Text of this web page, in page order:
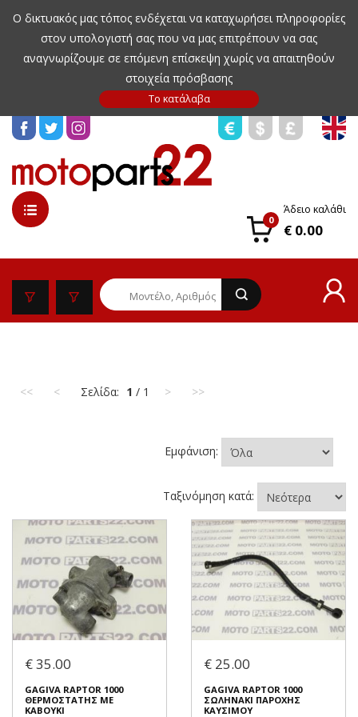
Ο δικτυακός μας τόπος ενδέχεται να καταχωρήσει πληροφορίες
στον υπολογιστή σας που να μας επιτρέπουν να σας
αναγνωρίζουμε σε επόμενη επίσκεψη χωρίς να απαιτηθούν
στοιχεία πρόσβασης
0
Άδειο καλάθι
€ 0.00
<< < Σελίδα: 1 / 1 > >>
Εμφάνιση:
Ταξινόμηση κατά:
€ 35.00
GAGIVA RAPTOR 1000
ΘΕΡΜΟΣΤΑΤΗΣ ΜΕ
ΚΑΒΟΥΚΙ
€ 25.00
GAGIVA RAPTOR 1000
ΣΩΛΗΝΑΚΙ ΠΑΡΟΧΗΣ
ΚΑΥΣΙΜΟΥ